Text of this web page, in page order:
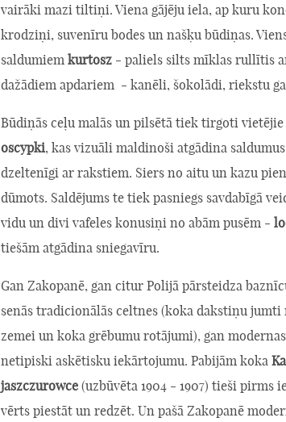
vairāki mazi tiltiņi. Viena gājēju iela, ap kuru
krodziņi, suvenīru bodes un našķu būdiņas.
saldumiem kurtosz - paliels silts mīklas rullītis
dažādiem apdariem - kanēli, šokolādi, riekstu
Būdiņās ceļu malās un pilsētā tiek tirgoti
oscypki, kas vizuāli maldinoši atgādina
dzeltenīgi ar rakstiem. Siers no aitu un kazu
dūmots. Saldējums te tiek pasniegs savdabīgā
vidu un divi vafeles konusiņi no abām pusēm -
tiešām atgādina sniegavīru.
Gan Zakopanē, gan citur Polijā pārsteidza
senās tradicionālās celtnes (koka dakstiņu
zemei un koka grēbumu rotājumi), gan
netipiski askētisku iekārtojumu. Pabijām koka
jaszczurowce (uzbūvēta 1904 - 1907) tieši pirms
vērts piestāt un redzēt. Un pašā Zakopanē